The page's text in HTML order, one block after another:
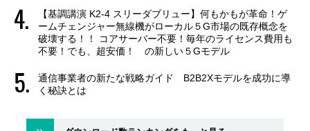
【基調講演 K2-4 スリーダブリュー】何もかもが革命！ゲ
ームチェンジャー無線機がローカル５G市場の既存概念を
破壊する！！ コアサーバー不要！毎年のライセンス費用も
不要！でも、超安価！ の新しい５Gモデル
通信事業者の新たな戦略ガイド B2B2Xモデルを成功に導
く秘訣とは